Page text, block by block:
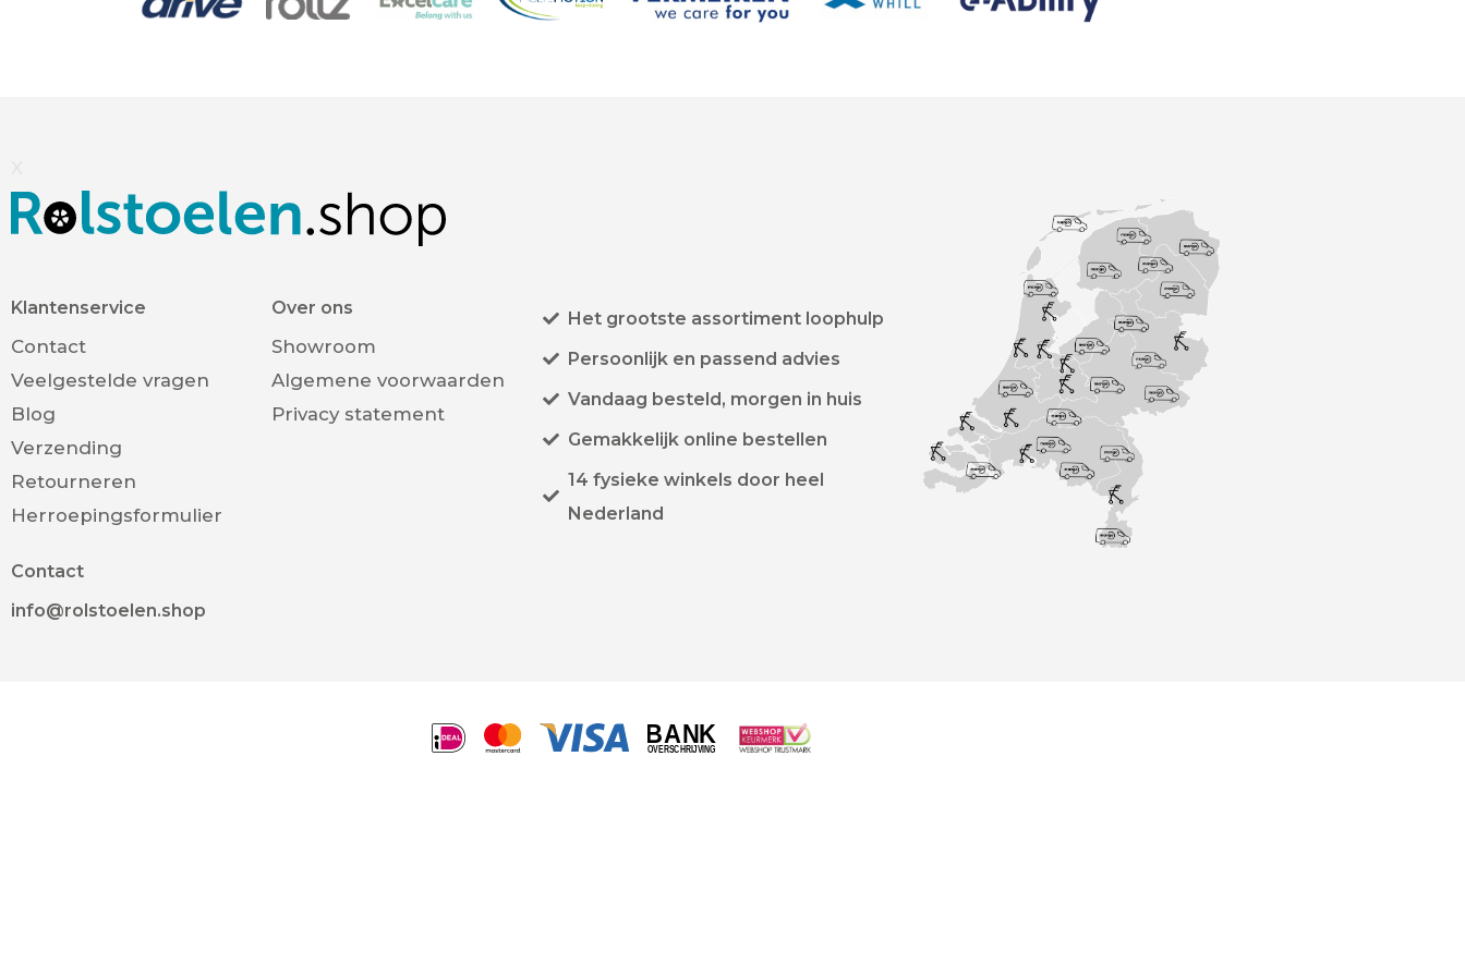
Klantenservice
Contact
Veelgestelde vragen
Blog
Verzending
Retourneren
Herroepingsformulier
Over ons
Showroom
Algemene voorwaarden
Privacy statement
Contact
info@rolstoelen.shop
Het grootste assortiment loophulp
Persoonlijk en passend advies
Vandaag besteld, morgen in huis
Gemakkelijk online bestellen
14 fysieke winkels door heel
Nederland